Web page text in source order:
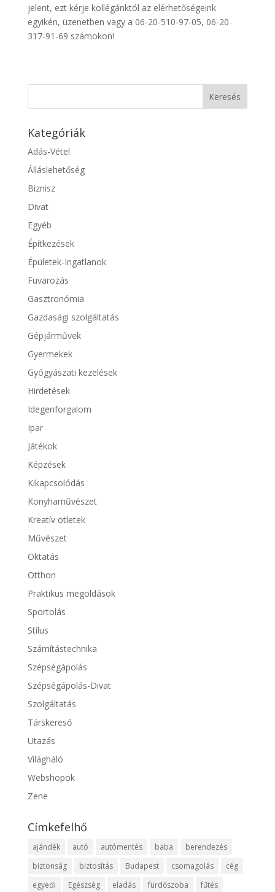
jelent, ezt kérje kollégánktól az elérhetőségeink
egyikén, üzenetben vagy a 06-20-510-97-05, 06-20-
317-91-69 számokon!
Kategóriák
Adás-Vétel
Álláslehetőség
Biznisz
Divat
Egyéb
Építkezések
Épületek-Ingatlanok
Fuvarozás
Gasztronómia
Gazdasági szolgáltatás
Gépjárművek
Gyermekek
Gyógyászati kezelések
Hirdetések
Idegenforgalom
Ipar
Játékok
Képzések
Kikapcsolódás
Konyhaművészet
Kreatív ötletek
Művészet
Oktatás
Otthon
Praktikus megoldások
Sportolás
Stílus
Számítástechnika
Szépségápolás
Szépségápolás-Divat
Szolgáltatás
Társkereső
Utazás
Világháló
Webshopok
Zene
Címkefelhő
ajándék autó autómentés baba
berendezés
biztonság
biztosítás Budapest csomagolás
cég
egyedi
Egészség eladás fürdőszoba fűtés